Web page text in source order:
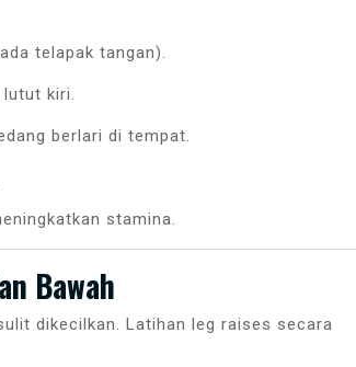
telapak tangan).
lutut kiri.
berlari di tempat.
stamina.
Bawah
dikecilkan. Latihan leg raises secara